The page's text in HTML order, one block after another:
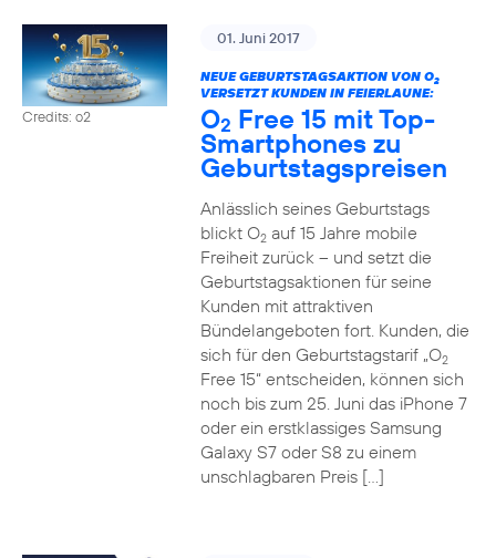
Credits: o2
01. Juni 2017
NEUE GEBURTSTAGSAKTION VON O2
VERSETZT KUNDEN IN FEIERLAUNE:
O2 Free 15 mit Top-
Smartphones zu
Geburtstagspreisen
Anlässlich seines Geburtstags
blickt O2auf 15 Jahre mobile
Freiheit zurück – und setzt die
Geburtstagsaktionen für seine
Kunden mit attraktiven
Bündelangeboten fort. Kunden, die
sich für den Geburtstagstarif „O2
Free 15“ entscheiden, können sich
noch bis zum 25. Juni das iPhone 7
oder ein erstklassiges Samsung
Galaxy S7 oder S8 zu einem
unschlagbaren Preis […]